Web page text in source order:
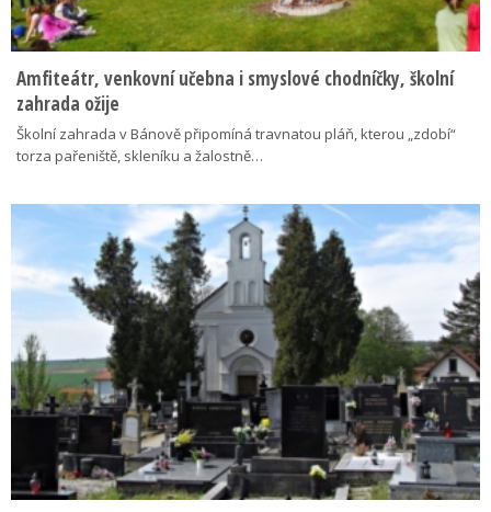
Amfiteátr, venkovní učebna i smyslové chodníčky, školní
zahrada ožije
Školní zahrada v Bánově připomíná travnatou pláň, kterou „zdobí“
torza pařeniště, skleníku a žalostně…